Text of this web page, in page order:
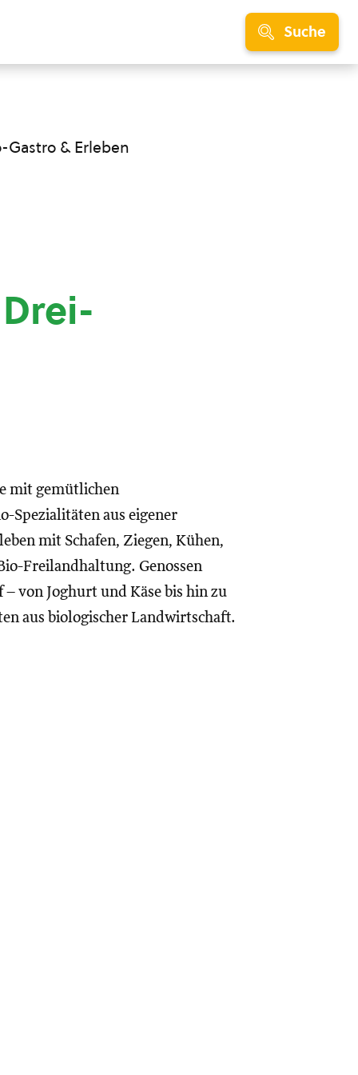
Suche
Gastro & Erleben
mit gemütlichen
Spezialitäten aus eigener
mit Schafen, Ziegen, Kühen,
Freilandhaltung. Genossen
von Joghurt und Käse bis hin zu
aus biologischer Landwirtschaft.